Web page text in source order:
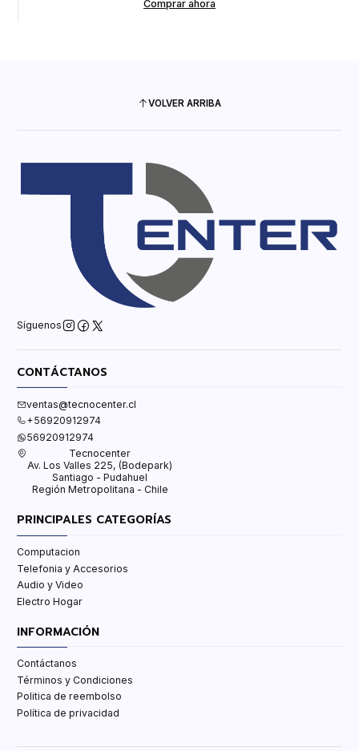
Comprar ahora
VOLVER ARRIBA
Síguenos
CONTÁCTANOS
ventas@tecnocenter.cl
+56920912974
56920912974
Tecnocenter
Av. Los Valles 225, (Bodepark)
Santiago - Pudahuel
Región Metropolitana - Chile
PRINCIPALES CATEGORÍAS
Computacion
Telefonia y Accesorios
Audio y Video
Electro Hogar
INFORMACIÓN
Contáctanos
Términos y Condiciones
Politica de reembolso
Política de privacidad